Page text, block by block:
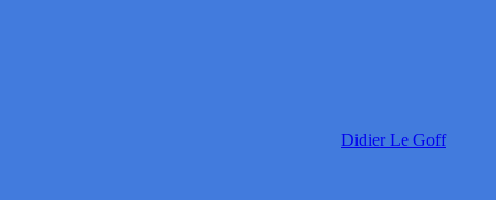
Didier Le Goff